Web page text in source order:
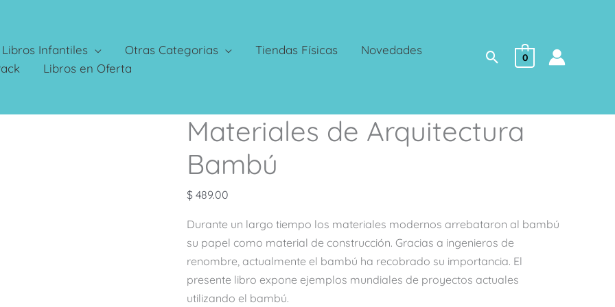
Libros Infantiles Otras Categorias Tiendas Físicas
Novedades
Libros en Oferta Buscar
0
Materiales de Arquitectura
Bambú
$ 489.00
Durante un largo tiempo los materiales modernos arrebataron al bambú
su papel como material de construcción. Gracias a ingenieros de
renombre, actualmente el bambú ha recobrado su importancia. El
presente libro expone ejemplos mundiales de proyectos actuales
utilizando el bambú.
Materiales
de
Arquitectura
Bambú
cantidad